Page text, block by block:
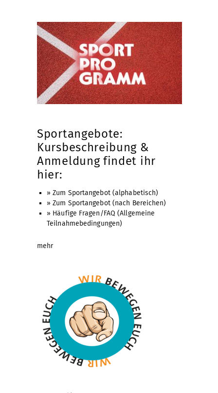
Sportangebote:
Kursbeschreibung &
Anmeldung findet ihr
hier:
» Zum Sportangebot (alphabetisch)
» Zum Sportangebot (nach Bereichen)
» Häufige Fragen/FAQ (Allgemeine
Teilnahmebedingungen)
mehr